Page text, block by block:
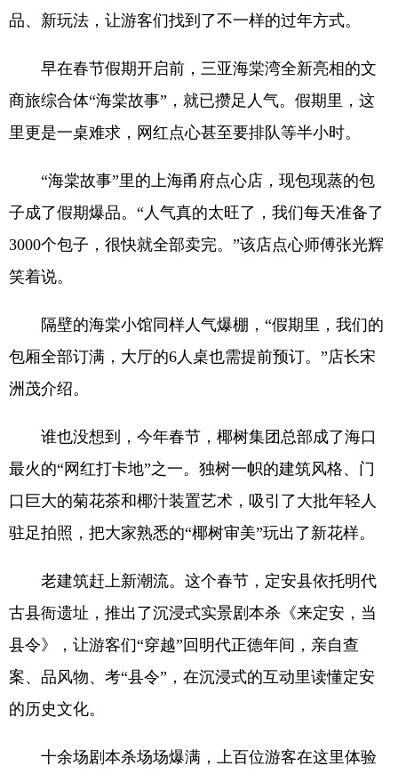
品、新玩法，让游客们找到了不一样的过年方式。
早在春节假期开启前，三亚海棠湾全新亮相的文
商旅综合体“海棠故事”，就已攒足人气。假期里，这
里更是一桌难求，网红点心甚至要排队等半小时。
“海棠故事”里的上海甬府点心店，现包现蒸的包
子成了假期爆品。“人气真的太旺了，我们每天准备了
3000个包子，很快就全部卖完。”该店点心师傅张光辉
笑着说。
隔壁的海棠小馆同样人气爆棚，“假期里，我们的
包厢全部订满，大厅的6人桌也需提前预订。”店长宋
洲茂介绍。
谁也没想到，今年春节，椰树集团总部成了海口
最火的“网红打卡地”之一。独树一帜的建筑风格、门
口巨大的菊花茶和椰汁装置艺术，吸引了大批年轻人
驻足拍照，把大家熟悉的“椰树审美”玩出了新花样。
老建筑赶上新潮流。这个春节，定安县依托明代
古县衙遗址，推出了沉浸式实景剧本杀《来定安，当
县令》，让游客们“穿越”回明代正德年间，亲自查
案、品风物、考“县令”，在沉浸式的互动里读懂定安
的历史文化。
十余场剧本杀场场爆满，上百位游客在这里体验